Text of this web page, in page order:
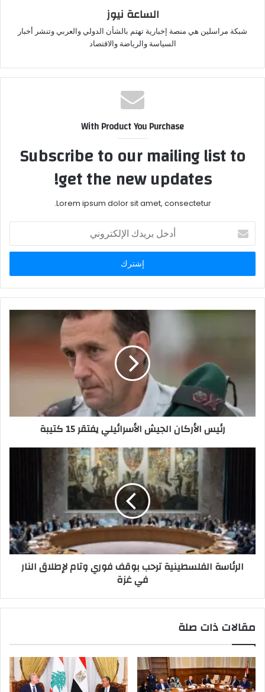
الساعة نيوز
شبكة مراسلين هي منصة إخبارية تهتم بالشأن الدولي والعربي وتنشر أخبار
السياسة والرياضة والاقتصاد
With Product You Purchase
Subscribe to our mailing list to
get the new updates!
Lorem ipsum dolor sit amet, consectetur.
أدخل
بريدك
الإلكتروني
رئيس الأركان الجيش الأسرائيلي يفتقر 15 كتيبة
الرئاسة الفلسطينية ترحب بوقف فوري وتام لإطلاق النار
في غزة
مقالات ذات صلة